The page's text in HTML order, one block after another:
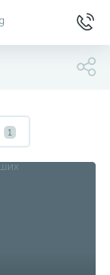
1